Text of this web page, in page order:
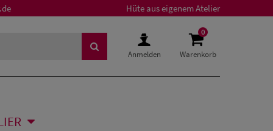
Hüte aus eigenem Atelier
Anmelden
0
Warenkorb